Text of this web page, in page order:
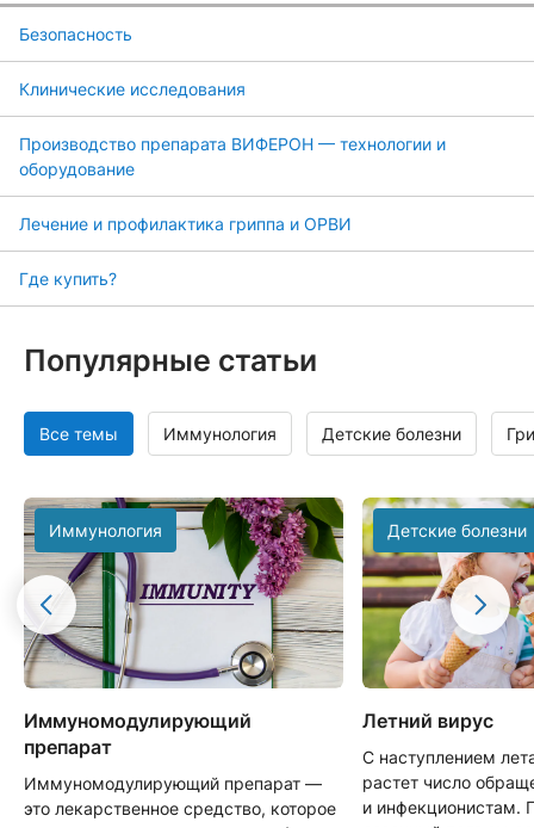
Безопасность
Клинические исследования
Производство препарата ВИФЕРОН — технологии и
оборудование
Лечение и профилактика гриппа и ОРВИ
Где купить?
Популярные статьи
Все темы Иммунология Детские болезни
Иммунология
Иммуномодулирующий
препарат
Иммуномодулирующий препарат —
это лекарственное средство, которое
Детские болезни
Летний вирус
С наступлением
растет число
и инфекционистам.